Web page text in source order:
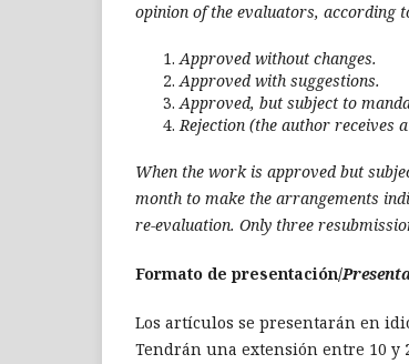
opinion of the evaluators, according
Approved without changes.
Approved with suggestions.
Approved, but subject to
Rejection (the author receives
When the work is approved but
month to make the arrangements
re-evaluation. Only three
Formato de presentación/P
Los artículos se presentarán en
Tendrán una extensión entre 10